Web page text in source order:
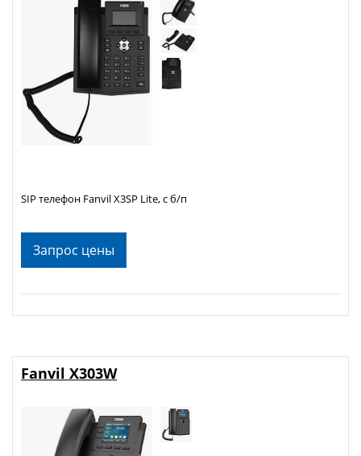
Запрос цены
SIP телефон Fanvil X3SP Lite, с б/п
Fanvil X303W